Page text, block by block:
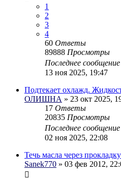
1
2
3
4
60 Ответы
89888 Просмотры
Последнее сообщение
13 ноя 2025, 19:47
Подтекает охлажд.
ОЛИШНА » 23 окт 2025,
17 Ответы
20835 Просмотры
Последнее сообщение
02 ноя 2025, 22:08
Течь масла через
Sanek770 » 03 фев 2012,